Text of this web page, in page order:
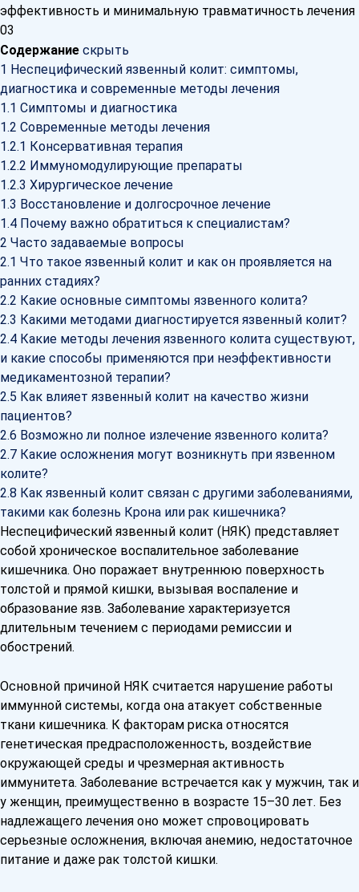
эффективность и минимальную травматичность лечения
03
Содержание скрыть
1 Неспецифический язвенный колит: симптомы,
диагностика и современные методы лечения
1.1 Симптомы и диагностика
1.2 Современные методы лечения
1.2.1 Консервативная терапия
1.2.2 Иммуномодулирующие препараты
1.2.3 Хирургическое лечение
1.3 Восстановление и долгосрочное лечение
1.4 Почему важно обратиться к специалистам?
2 Часто задаваемые вопросы
2.1 Что такое язвенный колит и как он проявляется на
ранних стадиях?
2.2 Какие основные симптомы язвенного колита?
2.3 Какими методами диагностируется язвенный колит?
2.4 Какие методы лечения язвенного колита существуют,
и какие способы применяются при неэффективности
медикаментозной терапии?
2.5 Как влияет язвенный колит на качество жизни
пациентов?
2.6 Возможно ли полное излечение язвенного колита?
2.7 Какие осложнения могут возникнуть при язвенном
колите?
2.8 Как язвенный колит связан с другими заболеваниями,
такими как болезнь Крона или рак кишечника?
Неспецифический язвенный колит (НЯК) представляет
собой хроническое воспалительное заболевание
кишечника. Оно поражает внутреннюю поверхность
толстой и прямой кишки, вызывая воспаление и
образование язв. Заболевание характеризуется
длительным течением с периодами ремиссии и
обострений.
Основной причиной НЯК считается нарушение работы
иммунной системы, когда она атакует собственные
ткани кишечника. К факторам риска относятся
генетическая предрасположенность, воздействие
окружающей среды и чрезмерная активность
иммунитета. Заболевание встречается как у мужчин, так и
у женщин, преимущественно в возрасте 15–30 лет. Без
надлежащего лечения оно может спровоцировать
серьезные осложнения, включая анемию, недостаточное
питание и даже рак толстой кишки.